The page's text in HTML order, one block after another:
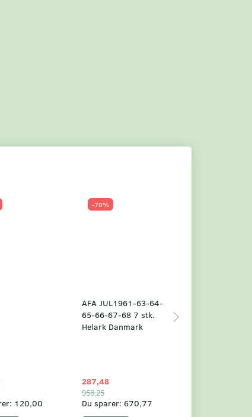
120,00
-70%
AFA JUL1961-63-64-
65-66-67-68 7 stk.
Helark Danmark
287,48
958,25
Du sparer: 670,77